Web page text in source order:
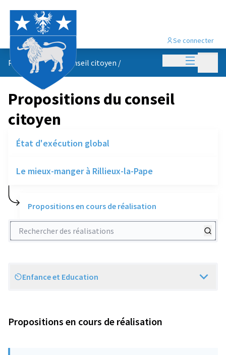
Menu
Se connecter
Propositions du conseil citoyen /
Propositions du conseil
citoyen
État d'exécution global
Le mieux-manger à Rillieux-la-Pape
Propositions en cours de réalisation
Rechercher des réalisations
Scope
Enfance et Education
Propositions en cours de réalisation